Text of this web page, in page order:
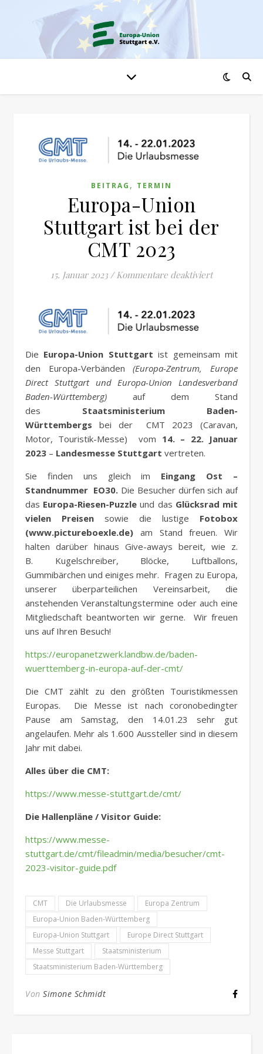
BEITRAG , TERMIN
Europa-Union
Stuttgart ist bei der
CMT 2023
15. Januar 2023 / Kommentare deaktiviertfür Europa-
Die Europa-Union Stuttgart ist gemeinsam mit
den Europa-Verbänden(Europa-Zentrum, Europe
Direct Stuttgart und Europa-Union Landesverband
Baden-Württemberg) auf dem Stand
des Staatsministerium
Baden-
Württembergs bei der CMT 2023 (Caravan,
Motor, Touristik-Messe) vom 14. – 22. Januar
2023 – Landesmesse Stuttgart vertreten.
Sie finden uns gleich im Eingang Ost –
Standnummer EO30. Die Besucher dürfen sich auf
das Europa-Riesen-Puzzle und das Glücksrad mit
vielen Preisen sowie die lustige Fotobox
(www.pictureboexle.de) am Stand freuen. Wir
halten darüber hinaus Give-aways bereit, wie z.
B. Kugelschreiber, Blöcke, Luftballons,
Gummibärchen und einiges mehr. Fragen zu Europa,
unserer überparteilichen Vereinsarbeit, die
anstehenden Veranstaltungstermine oder auch eine
Mitgliedschaft beantworten wir gerne. Wir freuen
uns auf Ihren Besuch!
https://europanetzwerk.landbw.de/baden-
wuerttemberg-in-europa-auf-der-cmt/
Die CMT zählt zu den größten Touristikmessen
Europas. Die Messe ist nach coronobedingter
Pause am Samstag, den 14.01.23 sehr gut
angelaufen. Mehr als 1.600 Aussteller sind in diesem
Jahr mit dabei.
Alles über die CMT:
https://www.messe-stuttgart.de/cmt/
Die Hallenpläne / Visitor Guide:
https://www.messe-
stuttgart.de/cmt/fileadmin/media/besucher/cmt-
2023-visitor-guide.pdf
CMT Die Urlaubsmesse
Europa Zentrum
Europa-Union Baden-Württemberg
Europa-Union Stuttgart
Europe Direct Stuttgart
Messe Stuttgart
Staatsministerium
Staatsministerium Baden-Württemberg
Von Simone Schmidt